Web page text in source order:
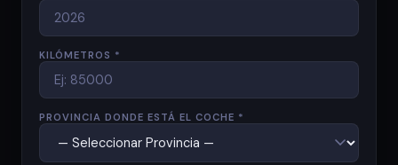
KILÓMETROS *
PROVINCIA DONDE ESTÁ EL COCHE *